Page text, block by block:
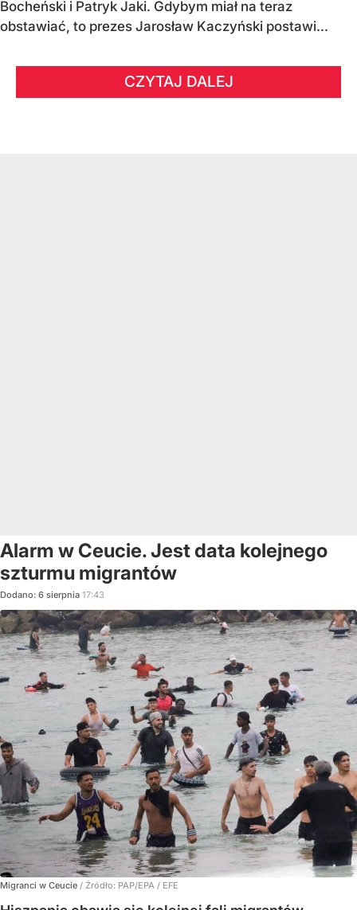
Bocheński i Patryk Jaki. Gdybym miał na teraz
obstawiać, to prezes Jarosław Kaczyński postawi...
CZYTAJ DALEJ
Alarm w Ceucie. Jest data kolejnego
szturmu migrantów
Dodano: 6 sierpnia 17:43
Migranci w Ceucie / Źródło: PAP/EPA / EFE